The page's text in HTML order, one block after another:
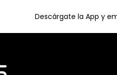
Descárgate la App y